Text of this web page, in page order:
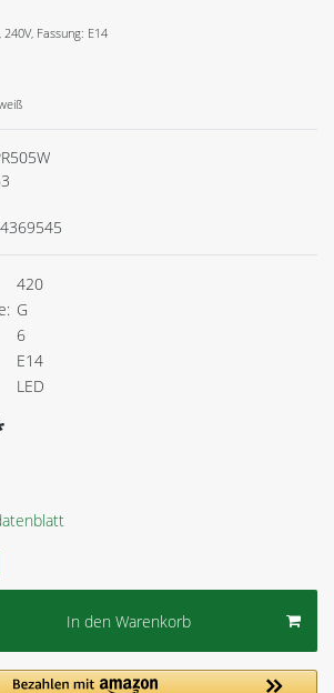
Fassung: E14
420
G
6
E14
LED
In den Warenkorb